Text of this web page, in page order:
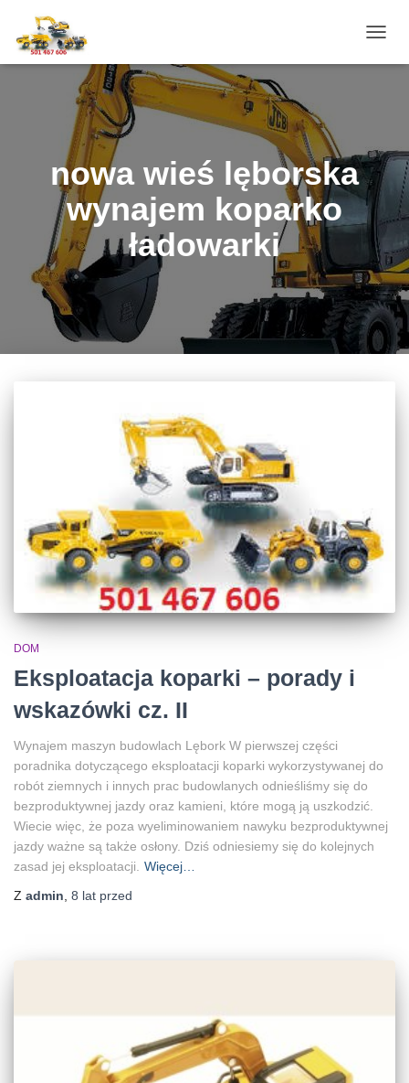
nowa wieś lęborska
wynajem koparko
ładowarki
DOM
Eksploatacja koparki – porady i
wskazówki cz. II
Wynajem maszyn budowlach Lębork W pierwszej części
poradnika dotyczącego eksploatacji koparki wykorzystywanej do
robót ziemnych i innych prac budowlanych odnieśliśmy się do
bezproduktywnej jazdy oraz kamieni, które mogą ją uszkodzić.
Wiecie więc, że poza wyeliminowaniem nawyku bezproduktywnej
jazdy ważne są także osłony. Dziś odniesiemy się do kolejnych
zasad jej eksploatacji.
Więcej…
Z admin 8 lat przed